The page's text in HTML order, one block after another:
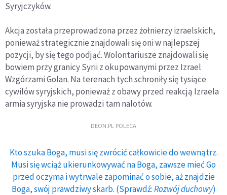
Syryjczyków.
Akcja została przeprowadzona przez żołnierzy izraelskich,
ponieważ strategicznie znajdowali się oni w najlepszej
pozycji, by się tego podjąć. Wolontariusze znajdowali się
bowiem przy granicy Syrii z okupowanymi przez Izrael
Wzgórzami Golan. Na terenach tych schroniły się tysiące
cywilów syryjskich, ponieważ z obawy przed reakcją Izraela
armia syryjska nie prowadzi tam nalotów.
DEON.PL POLECA
Kto szuka Boga, musi się zwrócić całkowicie do wewnątrz.
Musi się wciąż ukierunkowywać na Boga, zawsze mieć Go
przed oczyma i wytrwale zapominać o sobie, aż znajdzie
Boga, swój prawdziwy skarb. (Sprawdź:Rozwój duchowy)